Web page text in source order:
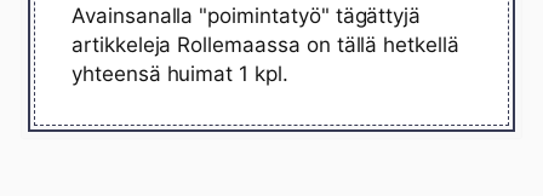
Avainsanalla "poimintatyö" tägättyjä
artikkeleja Rollemaassa on tällä hetkellä
yhteensä huimat 1 kpl.